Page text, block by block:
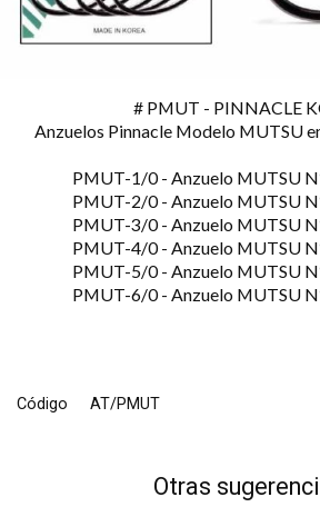
# PMUT - PINNACLE
Anzuelos Pinnacle Modelo MUTSU
PMUT-1/0 - Anzuelo MUTSU
PMUT-2/0 - Anzuelo MUTSU
PMUT-3/0 - Anzuelo MUTSU
PMUT-4/0 - Anzuelo MUTSU
PMUT-5/0 - Anzuelo MUTSU
PMUT-6/0 - Anzuelo MUTSU
Código AT/PMUT
Otras